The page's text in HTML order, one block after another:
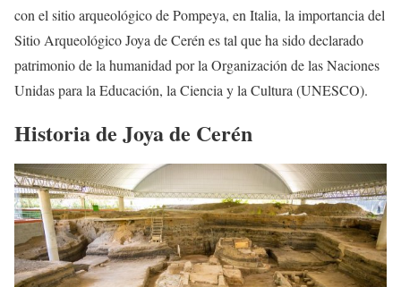
con el sitio arqueológico de Pompeya, en Italia, la importancia del
Sitio Arqueológico Joya de Cerén es tal que ha sido declarado
patrimonio de la humanidad por la Organización de las Naciones
Unidas para la Educación, la Ciencia y la Cultura (UNESCO).
Historia de Joya de Cerén